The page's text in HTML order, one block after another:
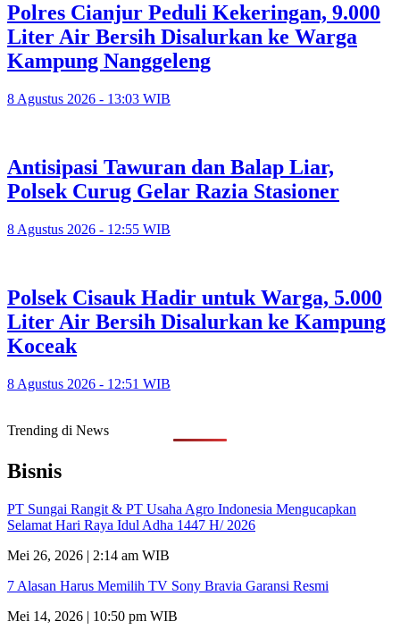
Polres Cianjur Peduli Kekeringan, 9.000
Liter Air Bersih Disalurkan ke Warga
Kampung Nanggeleng
8 Agustus 2026 - 13:03 WIB
Antisipasi Tawuran dan Balap Liar,
Polsek Curug Gelar Razia Stasioner
8 Agustus 2026 - 12:55 WIB
Polsek Cisauk Hadir untuk Warga, 5.000
Liter Air Bersih Disalurkan ke Kampung
Koceak
8 Agustus 2026 - 12:51 WIB
Trending di News
Bisnis
PT Sungai Rangit & PT Usaha Agro Indonesia Mengucapkan
Selamat Hari Raya Idul Adha 1447 H/ 2026
Mei 26, 2026 | 2:14 am WIB
7 Alasan Harus Memilih TV Sony Bravia Garansi Resmi
Mei 14, 2026 | 10:50 pm WIB